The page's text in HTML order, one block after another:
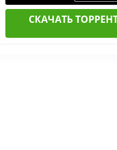
СКАЧАТЬ